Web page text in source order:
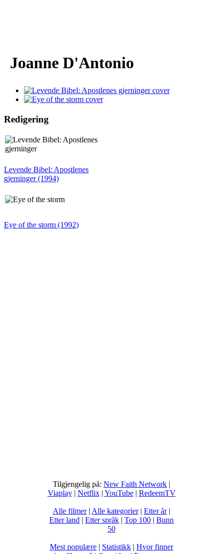
Joanne D'Antonio
Redigering
Levende Bibel: Apostlenes
gjerninger (1994)
Eye of the storm (1992)
Tilgjengelig på: New Faith Network |
Viaplay| Netflix| YouTube| RedeemTV
Alle filmer| Alle kategorier| Etter år|
Etter land | Etter språk | Top 100 | Bunn
50
Mest populære | Statistikk | Hvor finner